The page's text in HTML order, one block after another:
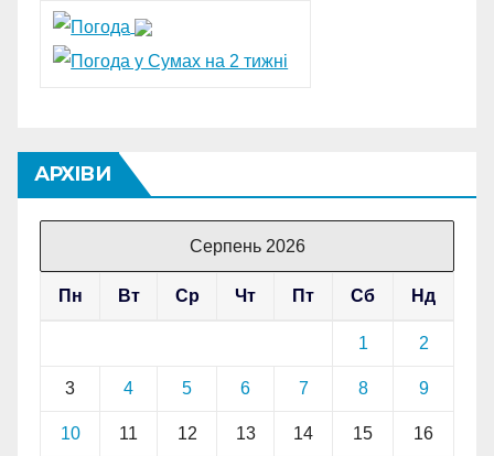
АРХІВИ
Серпень 2026
Пн Вт Ср Чт Пт Сб Нд
1 2
3 4 5 6 7 8 9
10 11 12 13 14 15 16